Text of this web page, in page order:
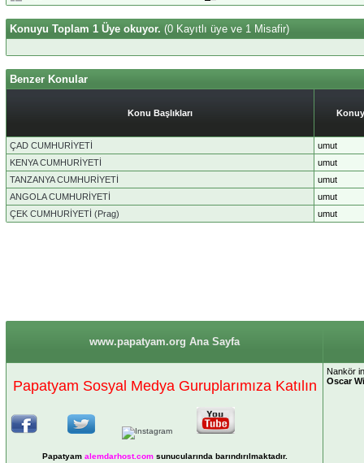
Konuyu Toplam 1 Üye okuyor. (0 Kayıtlı üye ve 1 Misafir)
Benzer Konular
Konu Başlıkları
ÇAD CUMHURİYETİ
umut
KENYA CUMHURİYETİ
umut
TANZANYA CUMHURİYETİ
umut
ANGOLA CUMHURİYETİ
umut
ÇEK CUMHURİYETİ (Prag)
umut
www.papatyam.org Ana Sayfa
Papatyam Sosyal Medya Guruplarımıza Katılın
Papatyam alemdarhost.comsunucularında barındırılmaktadır.
Nankör
Oscar